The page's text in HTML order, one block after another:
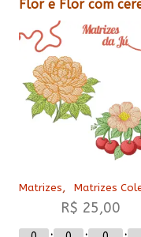
Flor e Flor com
Matrizes, Matrizes
R$ 25,00